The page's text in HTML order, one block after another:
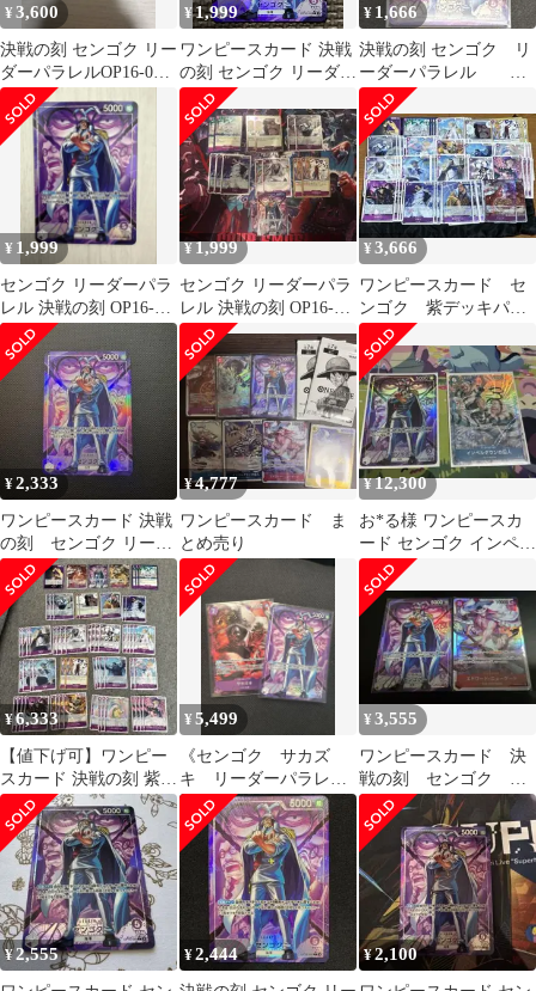
¥3,600
決戦の刻 センゴク リー
ダーパラレルOP16-060
L /金ドン‼︎カード
¥1,999
ワンピースカード 決戦
の刻 センゴク リーダー
パラレル OP14-060
¥ 1,666
決戦の刻 センゴク リ
ーダーパラレル LP
OP16-060 海軍
¥ 1,999
センゴク リーダーパラ
レル 決戦の刻 OP16-
060 ワンピースカード
¥1,999
センゴク リーダーパラ
レル 決戦の刻 OP16-
060 ワンピースカード
¥3,666
ワンピースカード セ
ンゴク 紫デッキパー
ツ サカズキ SR 決戦
の刻
¥2,333
ワンピースカード 決戦
の刻 センゴク リーダ
ーパラレル OP16-060
¥4,777
ワンピースカード ま
とめ売り
¥12,300
お*る様 ワンピースカ
ード センゴク インペル
ダウンの囚人 パラレ
ル
¥6,333
【値下げ可】ワンピー
スカード 決戦の刻 紫
海軍 まとめ売り
¥5,499
《センゴク サカズ
キ リーダーパラレ
ル》
¥3,555
ワンピースカード 決
戦の刻 センゴク リ
ーダーパラレル
¥2,555 ¥2,444 ¥2,100